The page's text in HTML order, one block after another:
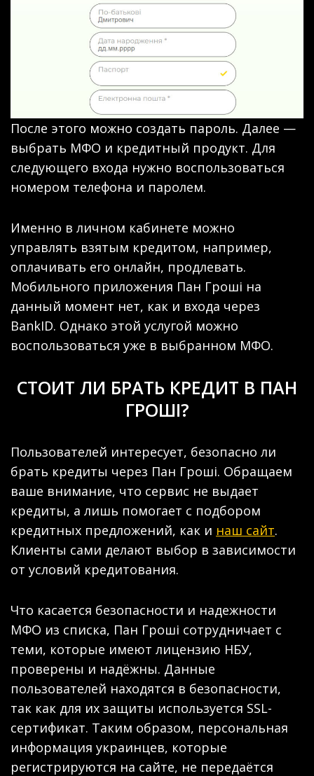
После этого можно создать пароль. Далее —
выбрать МФО и кредитный продукт. Для
следующего входа нужно воспользоваться
номером телефона и паролем.
Именно в личном кабинете можно
управлять взятым кредитом, например,
оплачивать его онлайн, продлевать.
Мобильного приложения Пан Гроші на
данный момент нет, как и входа через
BankID. Однако этой услугой можно
воспользоваться уже в выбранном МФО.
СТОИТ ЛИ БРАТЬ КРЕДИТ В ПАН
ГРОШІ?
Пользователей интересует, безопасно ли
брать кредиты через Пан Гроші. Обращаем
ваше внимание, что сервис не выдает
кредиты, а лишь помогает с подбором
кредитных предложений, как и наш сайт.
Клиенты сами делают выбор в зависимости
от условий кредитования.
Что касается безопасности и надежности
МФО из списка, Пан Гроші сотрудничает с
теми, которые имеют лицензию НБУ,
проверены и надёжны. Данные
пользователей находятся в безопасности,
так как для их защиты используется SSL-
сертификат. Таким образом, персональная
информация украинцев, которые
регистрируются на сайте, не передаётся